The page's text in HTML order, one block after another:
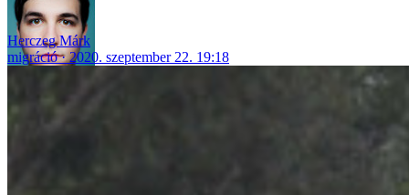
Herczeg Márk
migráció
2020. szeptember 22. 19:18